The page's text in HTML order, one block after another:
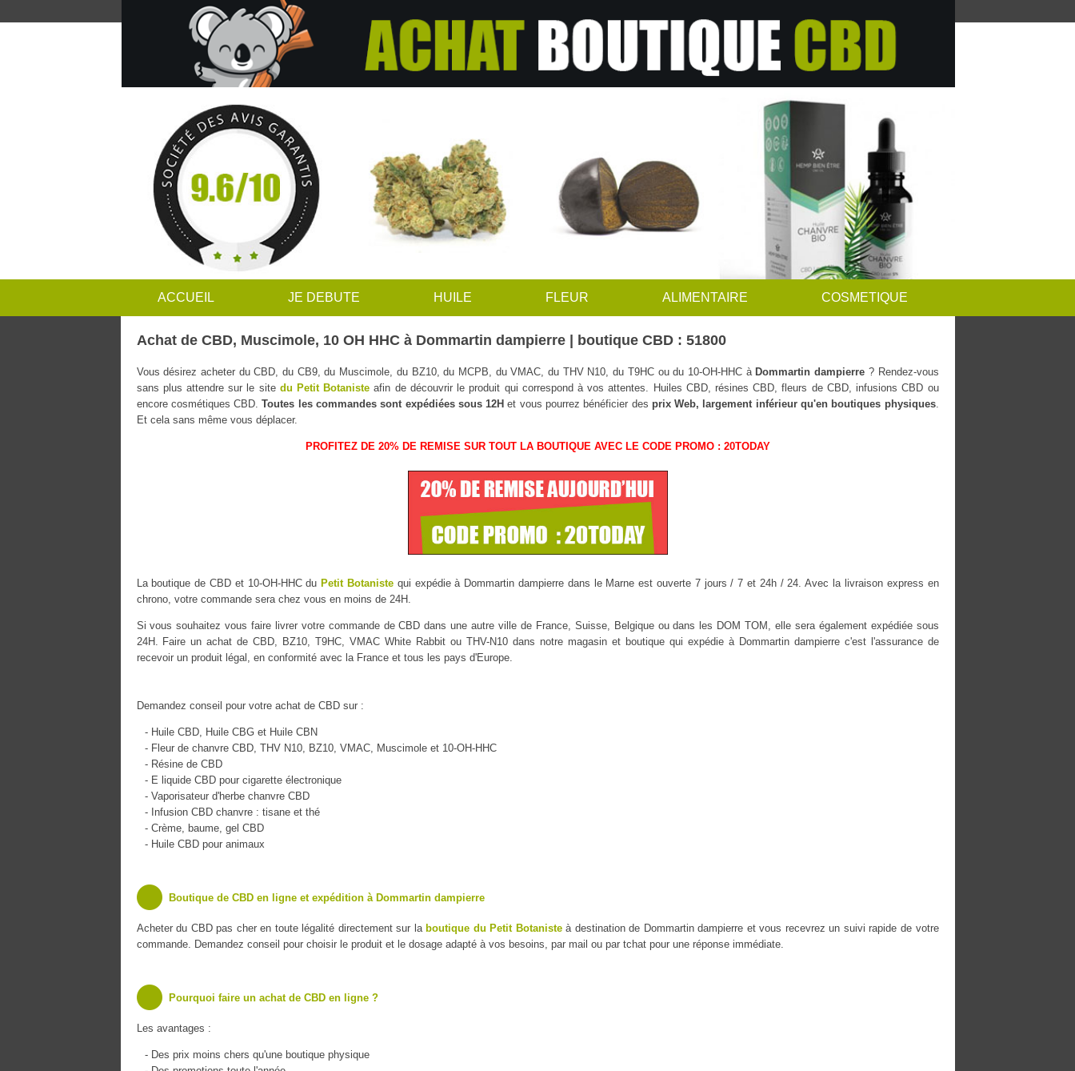
ACCUEIL JE DEBUTE HUILE FLEUR ALIMENTAIRE COSMETIQUE
Achat de CBD, Muscimole, 10 OH HHC à Dommartin dampierre | boutique CBD : 51800
Vous désirez acheter du CBD, du CB9, du Muscimole, du BZ10, du MCPB, du VMAC, du THV N10, du T9HC ou du 10-OH-HHC àDommartin dampierre ? Rendez-vous
sans plus attendre sur le site du Petit Botaniste afin de découvrir le produit qui correspond à vos attentes. Huiles CBD, résines CBD, fleurs de CBD, infusions CBD ou
encore cosmétiques CBD.Toutes les commandes sont expédiées sous 12H et vous pourrez bénéficier des prix Web, largement inférieur qu'en boutiques physiques.
Et cela sans même vous déplacer.
PROFITEZ DE 20% DE REMISE SUR TOUT LA BOUTIQUE AVEC LE CODE PROMO : 20TODAY
La boutique de CBD et 10-OH-HHC du Petit Botanistequi expédie à Dommartin dampierre dans le Marne est ouverte 7 jours / 7 et 24h / 24. Avec la livraison express en
chrono, votre commande sera chez vous en moins de 24H.
Si vous souhaitez vous faire livrer votre commande de CBD dans une autre ville de France, Suisse, Belgique ou dans les DOM TOM, elle sera également expédiée sous
24H. Faire un achat de CBD, BZ10, T9HC, VMAC White Rabbit ou THV-N10 dans notre magasin et boutique qui expédie à Dommartin dampierre c'est l'assurance de
recevoir un produit légal, en conformité avec la France et tous les pays d'Europe.
Demandez conseil pour votre achat de CBD sur :
- Huile CBD, Huile CBG et Huile CBN
- Fleur de chanvre CBD, THV N10, BZ10, VMAC, Muscimole et 10-OH-HHC
- Résine de CBD
- E liquide CBD pour cigarette électronique
- Vaporisateur d'herbe chanvre CBD
- Infusion CBD chanvre : tisane et thé
- Crème, baume, gel CBD
- Huile CBD pour animaux
Boutique de CBD en ligne et expédition à Dommartin dampierre
Acheter du CBD pas cher en toute légalité directement sur la boutique du Petit Botanisteà destination de Dommartin dampierre et vous recevrez un suivi rapide de votre
commande. Demandez conseil pour choisir le produit et le dosage adapté à vos besoins, par mail ou par tchat pour une réponse immédiate.
Pourquoi faire un achat de CBD en ligne ?
Les avantages :
- Des prix moins chers qu'une boutique physique